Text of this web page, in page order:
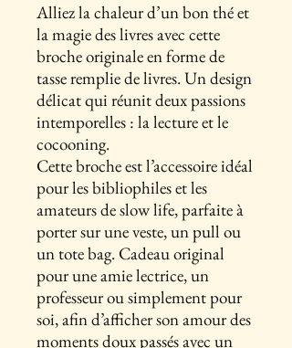
Alliez la chaleur d’un bon thé et
la magie des livres avec cette
broche originale en forme de
tasse remplie de livres. Un design
délicat qui réunit deux passions
intemporelles : la lecture et le
cocooning.
Cette broche est l’accessoire idéal
pour les bibliophiles et les
amateurs de slow life, parfaite à
porter sur une veste, un pull ou
un tote bag. Cadeau original
pour une amie lectrice, un
professeur ou simplement pour
soi, afin d’afficher son amour des
moments doux passés avec un